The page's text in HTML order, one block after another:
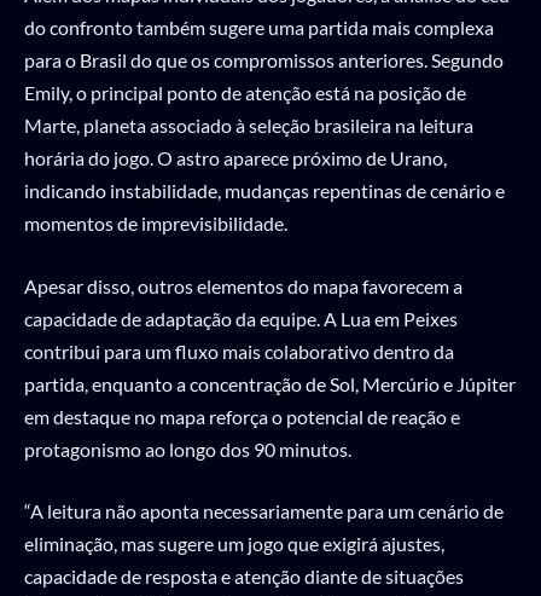
do confronto também sugere uma partida mais complexa
para o Brasil do que os compromissos anteriores. Segundo
Emily, o principal ponto de atenção está na posição de
Marte, planeta associado à seleção brasileira na leitura
horária do jogo. O astro aparece próximo de Urano,
indicando instabilidade, mudanças repentinas de cenário e
momentos de imprevisibilidade.
Apesar disso, outros elementos do mapa favorecem a
capacidade de adaptação da equipe. A Lua em Peixes
contribui para um fluxo mais colaborativo dentro da
partida, enquanto a concentração de Sol, Mercúrio e Júpiter
em destaque no mapa reforça o potencial de reação e
protagonismo ao longo dos 90 minutos.
“A leitura não aponta necessariamente para um cenário de
eliminação, mas sugere um jogo que exigirá ajustes,
capacidade de resposta e atenção diante de situações